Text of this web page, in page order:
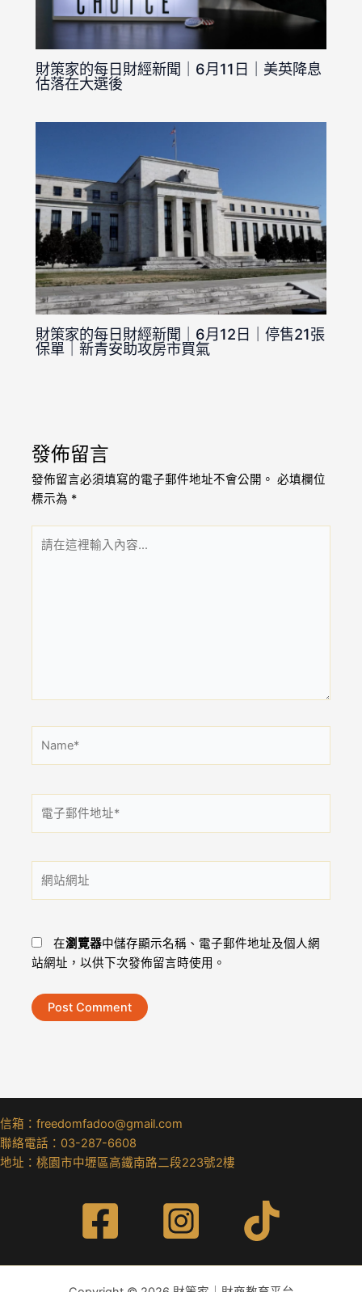
財策家的每日財經新聞｜6月11日｜美英降息
估落在大選後
財策家的每日財經新聞｜6月12日｜停售21張
保單｜新青安助攻房市買氣
發佈留言
發佈留言必須填寫的電子郵件地址不會公開。 必填欄位
標示為 *
在
子
件
地
址
站
在瀏覽器中儲存顯示名稱、電子郵件地址及個人網
站網址，以供下次發佈留言時使用。
信箱：freedomfadoo@gmail.com
聯絡電話：03-287-6608
地址：桃園市中壢區高鐵南路二段223號2樓